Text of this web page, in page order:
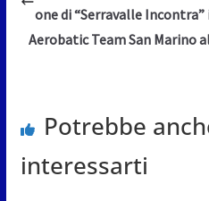
one di “Serravalle Incontra”
Aerobatic Team San Marino
Potrebbe
interessarti